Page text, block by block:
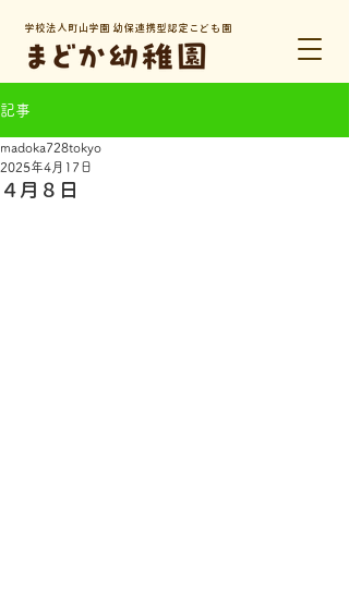
学校法人町山学園 幼保連携型認定こども園
記事
４月８日
madoka728tokyo
2025年4月17日